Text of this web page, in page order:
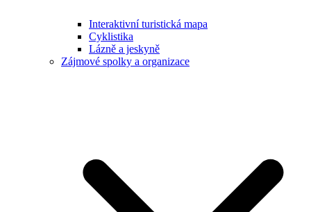
Interaktivní turistická mapa
Cyklistika
Lázně a jeskyně
Zájmové spolky a organizace